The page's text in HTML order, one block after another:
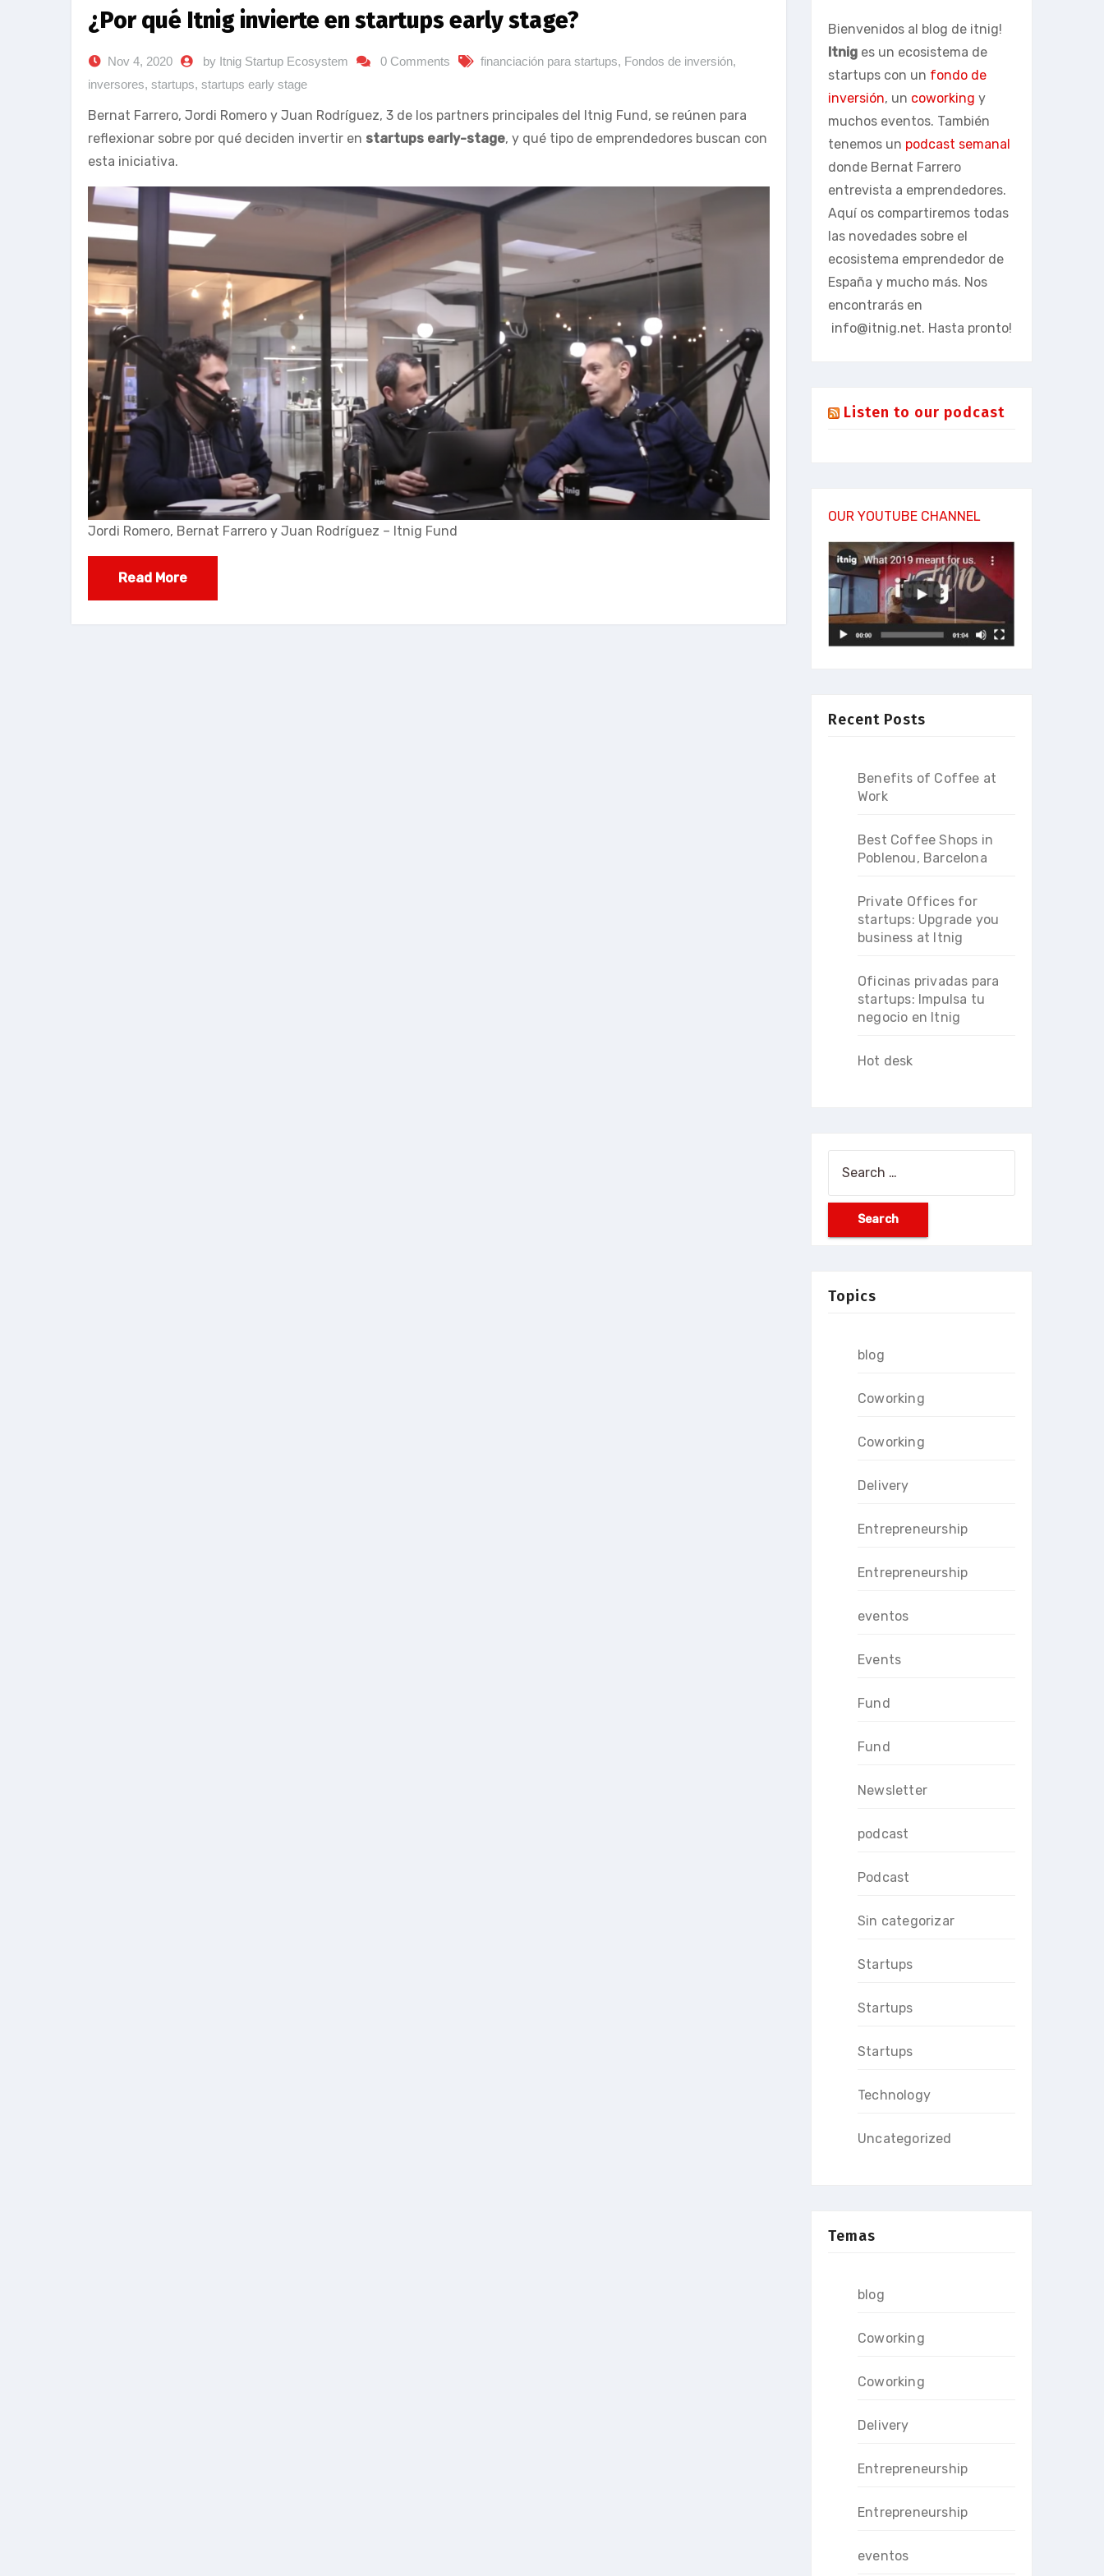
¿Por qué Itnig invierte en startups early stage?
Nov 4, 2020 by Itnig Startup Ecosystem 0 Comments financiación para startups, Fondos de inversión,
inversores, startups, startups early stage
Bernat Farrero, Jordi Romero y Juan Rodríguez, 3 de los partners principales del Itnig Fund, se reúnen para
reflexionar sobre por qué deciden invertir en startups early-stage, y qué tipo de emprendedores buscan con
esta iniciativa.
Jordi Romero, Bernat Farrero y Juan Rodríguez – Itnig Fund
Read More
Bienvenidos al blog de itnig!
Itnig es un ecosistema de
startups con un fondo de
inversión, un coworking y
muchos eventos. También
tenemos un podcast semanal
donde Bernat Farrero
entrevista a emprendedores.
Aquí os compartiremos todas
las novedades sobre el
ecosistema emprendedor de
España y mucho más. Nos
encontrarás en
info@itnig.net. Hasta pronto!
Listen to our podcast
OUR YOUTUBE CHANNEL
Recent Posts
Benefits of Coffee at
Work
Best Coffee Shops in
Poblenou, Barcelona
Private Offices for
startups: Upgrade you
business at Itnig
Oficinas privadas para
startups: Impulsa tu
negocio en Itnig
Hot desk
Topics
blog
Coworking
Coworking
Delivery
Entrepreneurship
Entrepreneurship
eventos
Events
Fund
Fund
Newsletter
podcast
Podcast
Sin categorizar
Startups
Startups
Startups
Technology
Uncategorized
Temas
blog
Coworking
Coworking
Delivery
Entrepreneurship
Entrepreneurship
eventos